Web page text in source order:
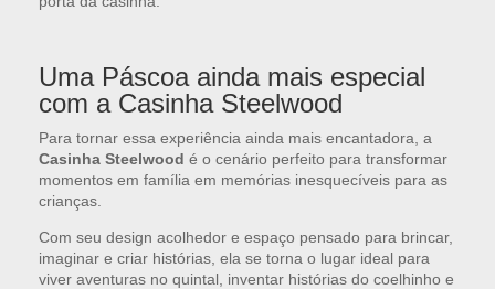
Uma Páscoa ainda mais especial
com a Casinha Steelwood
Para tornar essa experiência ainda mais encantadora, a
Casinha Steelwood é o cenário perfeito para transformar
momentos em família em memórias inesquecíveis para as
crianças.
Com seu design acolhedor e espaço pensado para brincar,
imaginar e criar histórias, ela se torna o lugar ideal para
viver aventuras no quintal, inventar histórias do coelhinho e